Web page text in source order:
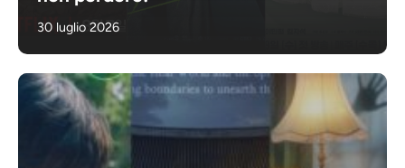
30 luglio 2026